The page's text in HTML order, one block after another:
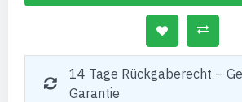
14 Tage Rückgaberecht –
Garantie